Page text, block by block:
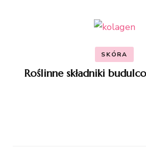
SKÓRA
Roślinne składniki